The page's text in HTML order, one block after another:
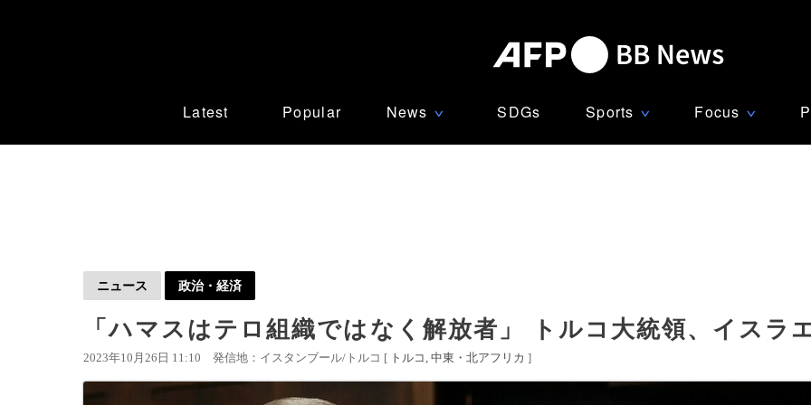
Latest Popular News ∨ SDGs Sports ∨ Focus ∨
ニュース 政治・経済
「ハマスはテロ組織ではなく解放者」 トルコ大統領、イスラ
2023年10月26日 11:10 発信地：イスタンブール/トルコ [ トルコ 中東・北アフリカ ]